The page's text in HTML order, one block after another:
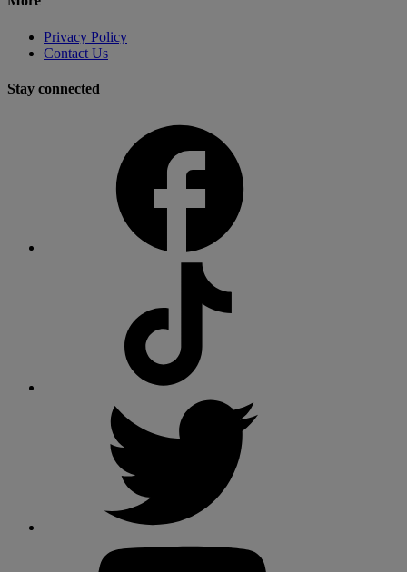
Privacy Policy
Contact Us
Stay connected